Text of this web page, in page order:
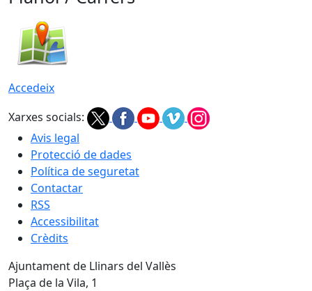
Accedeix
Xarxes socials:
Avis legal
Protecció de dades
Política de seguretat
Contactar
RSS
Accessibilitat
Crèdits
Ajuntament de Llinars del Vallès
Plaça de la Vila, 1